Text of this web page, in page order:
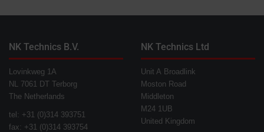
NK Technics B.V.
Lovinkweg 1A
NL 7061 DT Terborg
The Netherlands
tel: +31 (0)314 393751
fax: +31 (0)314 393754
NK Technics Ltd
Unit A Broadlink
Moston Road
Middleton
M24 1UB
United Kingdom